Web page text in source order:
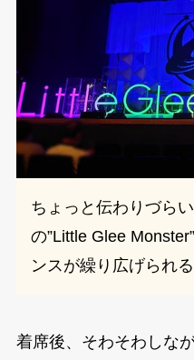
ちょっと伝わりづら
の”Little Glee
ンスが繰り広げられ
着席後、そわそわしな